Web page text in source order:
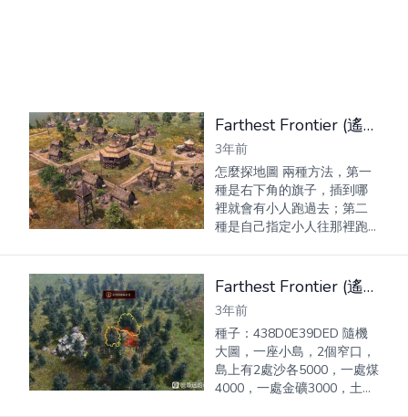
Farthest Frontier (遙遠邊境) 新手常見問題解答
3年前
怎麼探地圖 兩種方法，第一
種是右下角的旗子，插到哪
裡就會有小人跑過去；第二
種是自己指定小人往那裡跑
且不集中在一個地方，隨後
是你的指定建築工人數量不
夠，...
Farthest Frontier (遙遠邊境) 大型多礦窄口島嶼地圖種子分享
3年前
種子：438D0E39DED 隨機
大圖，一座小島，2個窄口，
島上有2處沙各5000，一處煤
4000，一處金礦3000，土